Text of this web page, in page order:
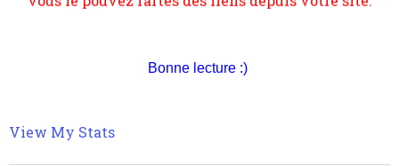
suivant la pensée du Dehors ou du Surpli, omme la
philosophique du WWe siècle. Cette pensée hors
articles pour être apte à un plus grand nombre de
Bonne lecture :)
View My Stats